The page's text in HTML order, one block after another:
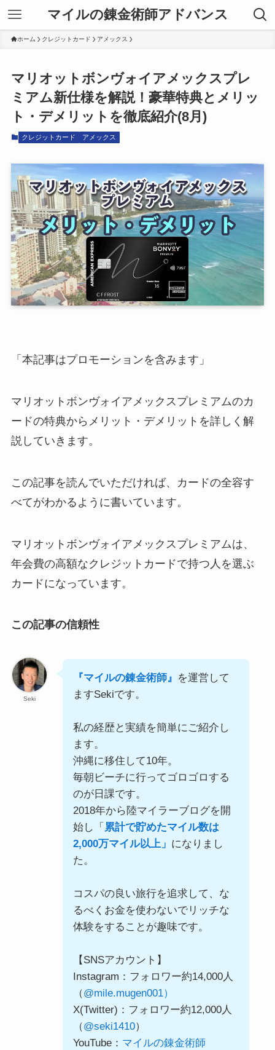
マイルの錬金術師アドバンス
ホーム クレジットカード アメックス
マリオットボンヴォイアメックスプレ
ミアム新仕様を解説！豪華特典とメリッ
ト・デメリットを徹底紹介(8月)
クレジットカード アメックス
「本記事はプロモーションを含みます」
マリオットボンヴォイアメックスプレミアムのカ
ードの特典からメリット・デメリットを詳しく解
説していきます。
この記事を読んでいただければ、カードの全容す
べてがわかるように書いています。
マリオットボンヴォイアメックスプレミアムは、
年会費の高額なクレジットカードで持つ人を選ぶ
カードになっています。
この記事の信頼性
Seki
『マイルの錬金術師』 を運営して
ますSekiです。
私の経歴と実績を簡単にご紹介し
ます。
沖縄に移住して10年。
毎朝ビーチに行ってゴロゴロする
のが日課です。
2018年から陸マイラーブログを開
始し「 累計で貯めたマイル数は
2,000万マイル以上」 になりまし
た。
コスパの良い旅行を追求して、な
るべくお金を使わないでリッチな
体験をすることが趣味です。
【SNSアカウント】
Instagram：フォロワー約14,000人
（@mile.mugen001）
X(Twitter)：フォロワー約12,000人
（@seki1410）
YouTube： マイルの錬金術師